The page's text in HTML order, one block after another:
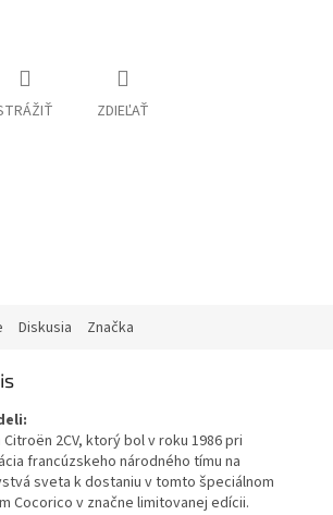
ZDIEĽAŤ
Diskusia Značka
2CV, ktorý bol v roku 1986 pri
francúzskeho národného tímu na
sveta k dostaniu v tomto špeciálnom
Cocorico v značne limitovanej edícii.